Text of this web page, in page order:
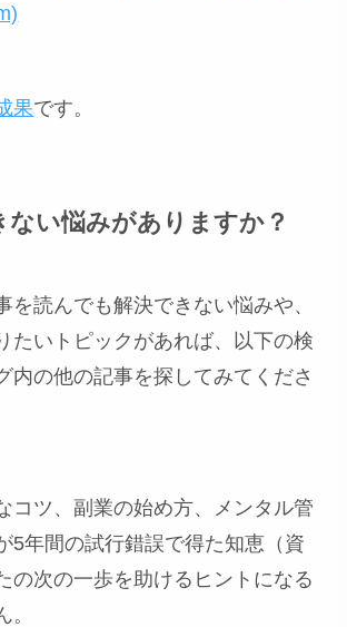
果です。
ない悩みがありますか？
を読んでも解決できない悩みや、
たいトピックがあれば、以下の検
内の他の記事を探してみてくださ
コツ、副業の始め方、メンタル管
5年間の試行錯誤で得た知恵（資
の次の一歩を助けるヒントになる
。